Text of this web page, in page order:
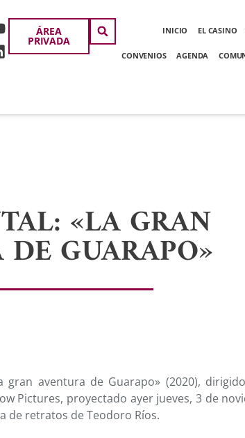
ÁREA
PRIVADA
INICIO EL CASINO
CONVENIOS AGENDA
«LA GRAN
GUARAPO»
aventura de Guarapo» (2020),
Pictures, proyectado ayer jueves, 3 de
de retratos de Teodoro Ríos.